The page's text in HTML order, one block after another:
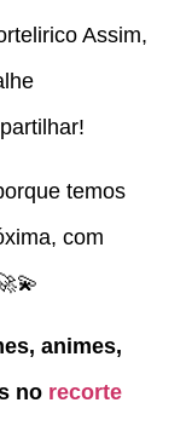
Assim,
temos
com
animes,
no recorte